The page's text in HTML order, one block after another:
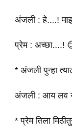
अंजली : हे....!
प्रेम : अच्छा....!
* अंजली पुन्हा
अंजली : आय लव
* प्रेम तिला